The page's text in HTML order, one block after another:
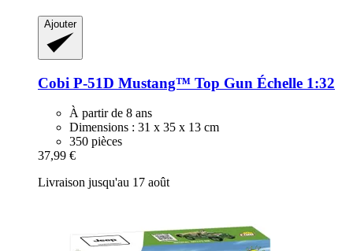
Ajouter
Cobi P-​51D Mustang™ Top Gun Échelle 1:32
À partir de 8 ans
Dimensions : 31 x 35 x 13 cm
350 pièces
37,99 €
Livraison jusqu'au 17 août